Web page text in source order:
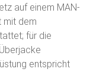
auf einem MAN-
mit dem
für die
entspricht